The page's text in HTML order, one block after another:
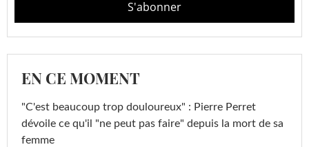
EN CE MOMENT
"C'est beaucoup trop douloureux" : Pierre Perret
dévoile ce qu'il "ne peut pas faire" depuis la mort de sa
femme